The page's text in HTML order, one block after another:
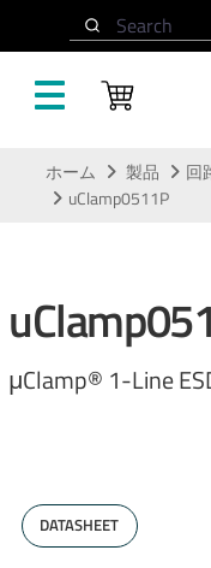
Search
ホーム 製品 回
uClamp0511P
μClamp® 1-Line
DATASHEET